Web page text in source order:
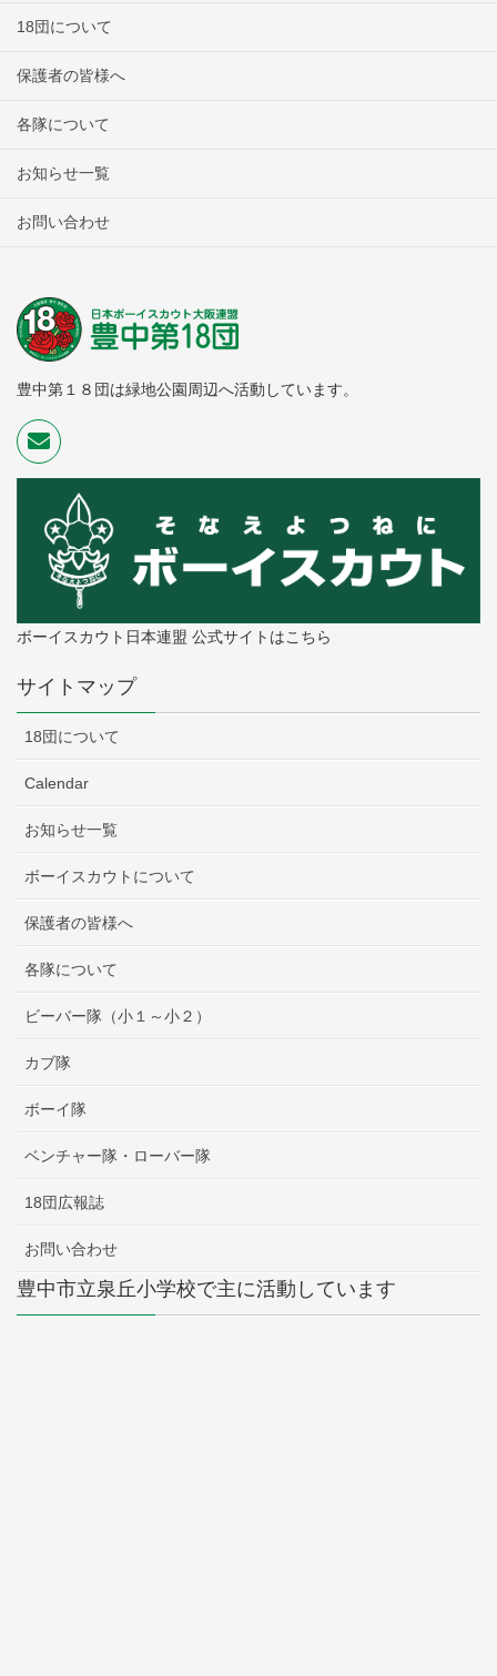
18団について
保護者の皆様へ
各隊について
お知らせ一覧
お問い合わせ
豊中第１８団は緑地公園周辺へ活動しています。
ボーイスカウト日本連盟 公式サイトはこちら
サイトマップ
18団について
Calendar
お知らせ一覧
ボーイスカウトについて
保護者の皆様へ
各隊について
ビーバー隊（小１～小２）
カブ隊
ボーイ隊
ベンチャー隊・ローバー隊
18団広報誌
お問い合わせ
豊中市立泉丘小学校で主に活動しています